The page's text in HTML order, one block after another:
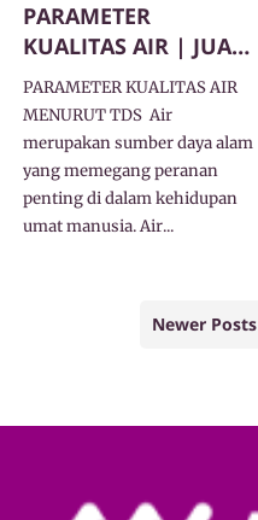
PARAMETER
KUALITAS AIR | JUAL
Harga Membran RO
PARAMETER KUALITAS AIR
MENURUT TDS Air
merupakan sumber daya alam
yang memegang peranan
penting di dalam kehidupan
umat manusia. Air...
Newer Posts